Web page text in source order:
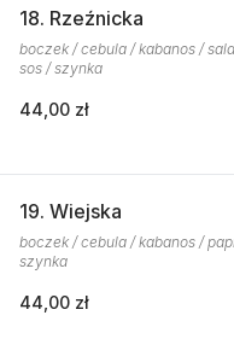
18. Rzeźnicka
boczek / cebula / kabanos /
sos / szynka
44,00 zł
19. Wiejska
boczek / cebula / kabanos /
szynka
44,00 zł